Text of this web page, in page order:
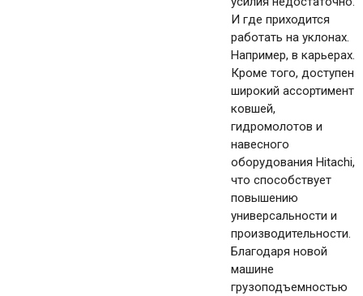
И где приходится
работать на уклонах.
Например, в карьерах.
Кроме того, доступен
широкий ассортимент
ковшей,
гидромолотов и
навесного
оборудования Hitachi,
что способствует
повышению
универсальности и
производительности.
Благодаря новой
машине
грузоподъемностью